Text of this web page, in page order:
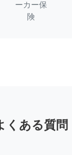
ーカー保
険
くある質問